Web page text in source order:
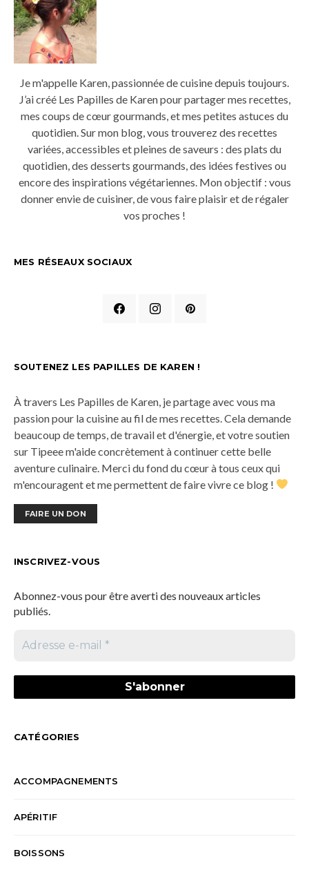
Je m'appelle Karen, passionnée de cuisine depuis toujours.
J’ai créé Les Papilles de Karen pour partager mes recettes,
mes coups de cœur gourmands, et mes petites astuces du
quotidien. Sur mon blog, vous trouverez des recettes
variées, accessibles et pleines de saveurs : des plats du
quotidien, des desserts gourmands, des idées festives ou
encore des inspirations végétariennes. Mon objectif : vous
donner envie de cuisiner, de vous faire plaisir et de régaler
vos proches !
MES RÉSEAUX SOCIAUX
SOUTENEZ LES PAPILLES DE KAREN !
À travers Les Papilles de Karen, je partage avec vous ma
passion pour la cuisine au fil de mes recettes. Cela demande
beaucoup de temps, de travail et d'énergie, et votre soutien
sur Tipeee m'aide concrètement à continuer cette belle
aventure culinaire. Merci du fond du cœur à tous ceux qui
m'encouragent et me permettent de faire vivre ce blog !
FAIRE UN DON
INSCRIVEZ-VOUS
Abonnez-vous pour être averti des nouveaux articles
publiés.
CATÉGORIES
ACCOMPAGNEMENTS
APÉRITIF
BOISSONS